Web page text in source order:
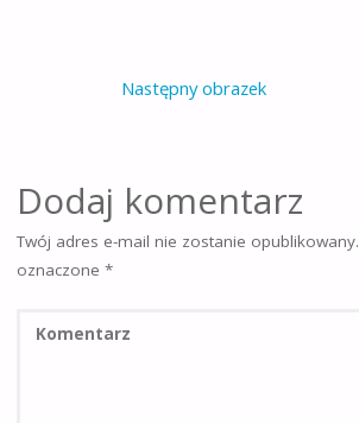
Następny obrazek
Dodaj komentarz
Twój adres e-mail nie zostanie opublikowany.
oznaczone *